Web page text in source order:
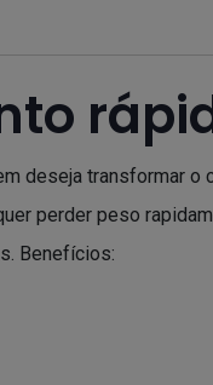
deseja transformar
perder peso
Benefícios: